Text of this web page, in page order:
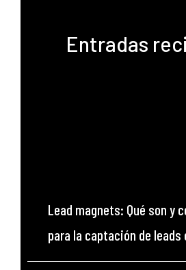
Entradas
Lead magnets: Qué son y
para la captación de leads